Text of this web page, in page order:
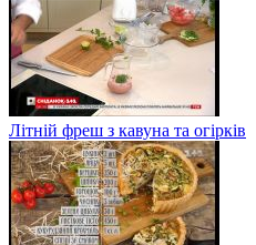
Літній фреш з кавуна та огірків